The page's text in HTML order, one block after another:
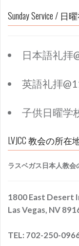
Sunday Service /
日本語礼拝
英語礼拝
子供日曜学
LVJCC 教会の所在
ラスベガス日本人教会
1800 East Desert
Las Vegas, NV
TEL: 702-250-